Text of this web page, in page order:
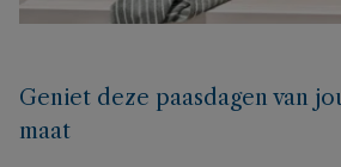
Geniet deze paasdagen van
maat